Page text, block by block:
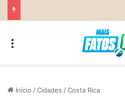
Início /Cidades /Costa Rica